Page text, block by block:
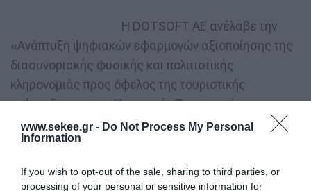
www.sekee.gr - Do Not Process My Personal
Information
If you wish to opt-out of the sale, sharing to third parties, or
processing of your personal or sensitive information for
Η DOTSOFT ΑΕ ανέλαβε την
«Ανάπτυξη ψηφιακών εφαρμογών αξιοποίησης της
διασυνοριακής φυσικής και πολιτιστικής
κληρονομιάς προς όφελος της τουριστικής
ανάπτυξης» για το Υπουργείο Τουρισμού για την
υλοποίηση της Πράξης:“Innovative Instruments for
the Preservation and Promotion of Cultural Heritage
Προγράμματος Διασυνοριακής Συνεργασίας